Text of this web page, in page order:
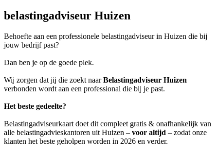
belastingadviseur Huizen
Behoefte aan een professionele belastingadviseur in Huizen die bij
jouw bedrijf past?
Dan ben je op de goede plek.
Wij zorgen dat jij die zoekt naarBelastingadviseur Huizen
verbonden wordt aan een professional die bij je past.
Het beste gedeelte?
Belastingadviseurkaart doet dit compleet gratis & onafhankelijk van
alle belastingadvieskantoren uit Huizen – voor altijd – zodat onze
klanten het beste geholpen worden in 2026 en verder.